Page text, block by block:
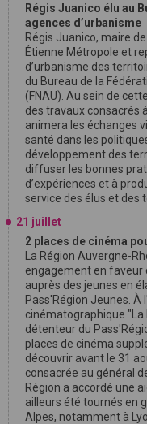
Régis Juanico élu au
agences d’urbanisme
Régis Juanico, maire
Étienne Métropole et
d’urbanisme des
du Bureau de la
(FNAU). Au sein de
des travaux consacrés
animera les échanges
santé dans les
développement des
diffuser les bonnes
d’expériences et à
service des élus et des
21 juillet
2 places de cinéma
La Région Auvergne-
engagement en faveur
auprès des jeunes en
Pass'Région Jeunes. À
cinématographique "La
détenteur du
places de cinéma
découvrir avant le 31
consacrée au général
Région a accordé une
ailleurs été tournés en
Alpes, notamment à